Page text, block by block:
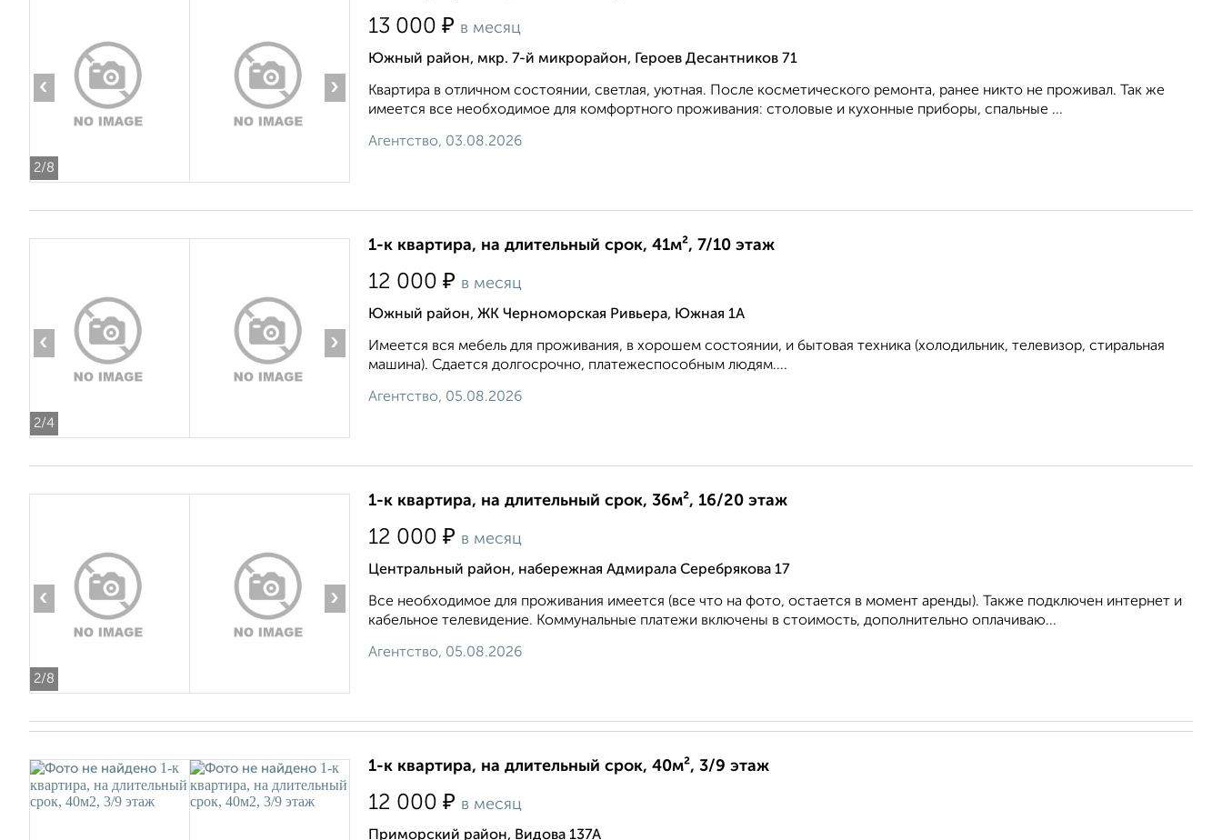
2/8
‹ ›
13 000 ₽ в месяц
Южный район, мкр. 7-й микрорайон, Героев Десантников 71
Квартира в отличном состоянии, светлая, уютная. После косметического ремонта, ранее никто не проживал. Так же
имеется все необходимое для комфортного проживания: столовые и кухонные приборы, спальные ...
Агентство, 03.08.2026
2/4
‹ ›
1-к квартира, на длительный срок, 41м², 7/10 этаж
12 000 ₽ в месяц
Южный район, ЖК Черноморская Ривьера, Южная 1А
Имеется вся мебель для проживания, в хорошем состоянии, и бытовая техника (холодильник, телевизор, стиральная
машина). Сдается долгосрочно, платежеспособным людям....
Агентство, 05.08.2026
2/8
‹ ›
1-к квартира, на длительный срок, 36м², 16/20 этаж
12 000 ₽ в месяц
Центральный район, набережная Адмирала Серебрякова 17
Все необходимое для проживания имеется (все что на фото, остается в момент аренды). Также подключен интернет и
кабельное телевидение. Коммунальные платежи включены в стоимость, дополнительно оплачиваю...
Агентство, 05.08.2026
1-к квартира, на длительный срок, 40м², 3/9 этаж
12 000 ₽ в месяц
Приморский район, Видова 137А